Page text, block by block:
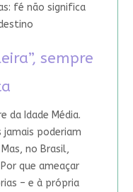
fé não significa
sempre
da Idade Média.
jamais poderiam
no Brasil,
que ameaçar
– e à própria